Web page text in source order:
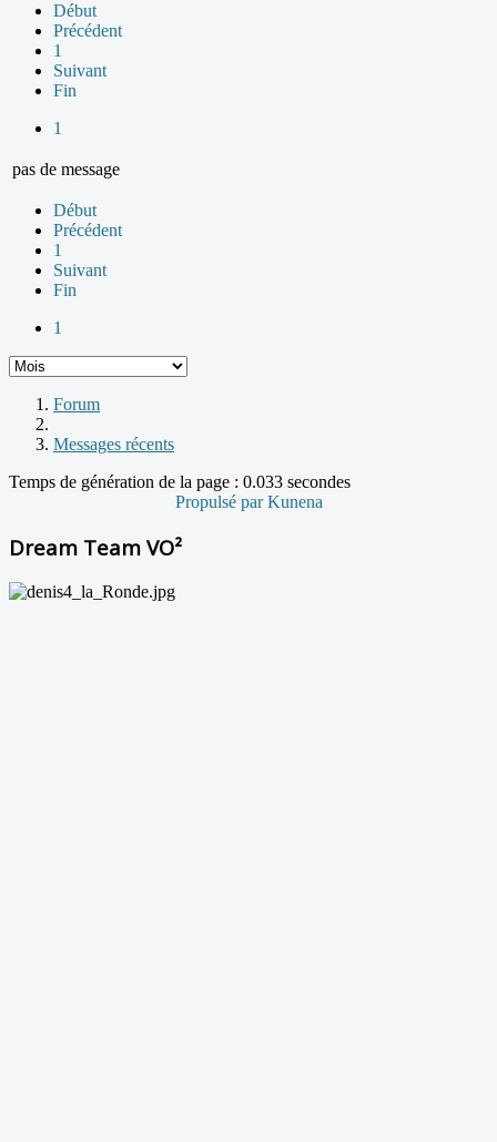
Début
Précédent
1
Suivant
Fin
1
pas de message
Début
Précédent
1
Suivant
Fin
1
Forum
Messages récents
Temps de génération de la page : 0.033 secondes
Propulsé parKunena
Dream Team VO²